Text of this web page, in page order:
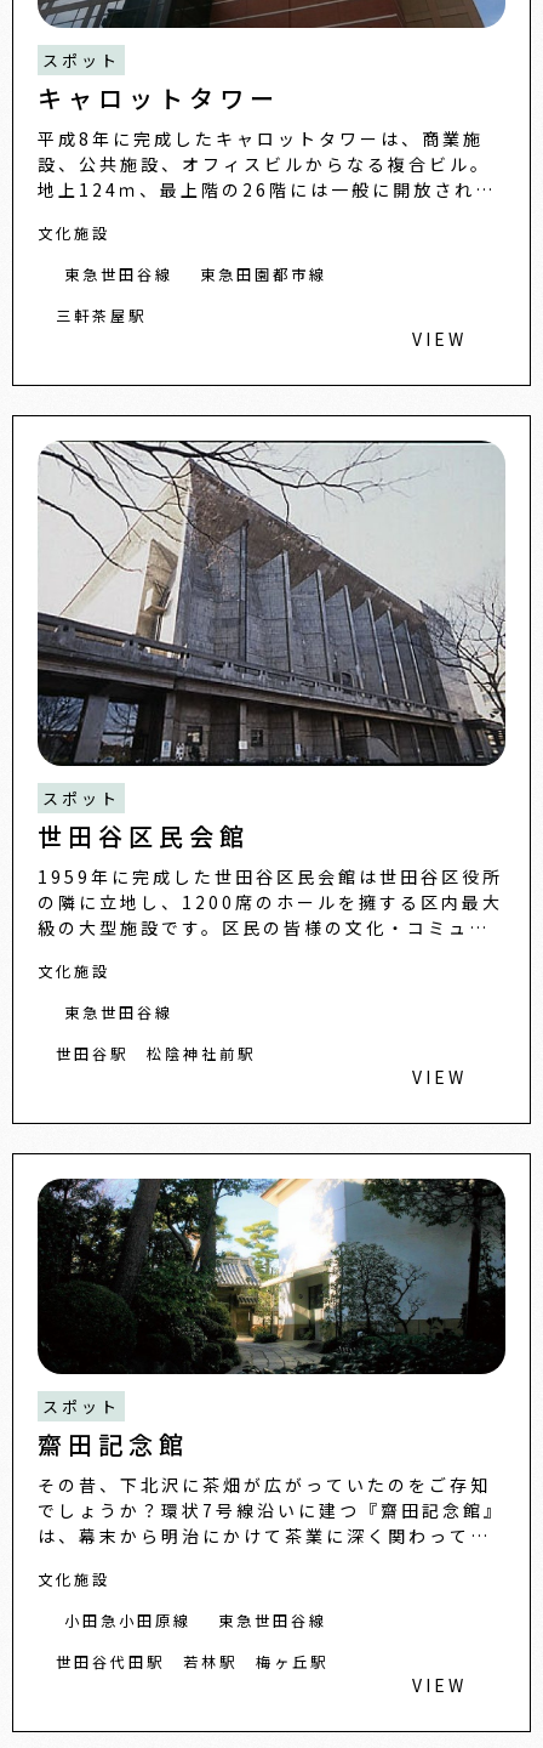
スポット
キャロットタワー
平成8年に完成したキャロットタワーは、商業施
設、公共施設、オフィスビルからなる複合ビル。
地上124ｍ、最上階の26階には一般に開放された
アを設け、東京タワー...
文化施設
東急世田谷線
東急田園都市線
三軒茶屋駅
VIEW
スポット
世田谷区民会館
1959年に完成した世田谷区民会館は世田谷区役所
の隣に立地し、1200席のホールを擁する区内最大
級の大型施設です。区民の皆様の文化・コミュニ
講演会、団体の各...
文化施設
東急世田谷線
世田谷駅
松陰神社前駅
VIEW
スポット
齋田記念館
その昔、下北沢に茶畑が広がっていたのをご存知
でしょうか？環状7号線沿いに建つ『齋田記念館』
は、幕末から明治にかけて茶業に深く関わってき
示品は、茶関係の古文書...
文化施設
小田急小田原線
東急世田谷線
世田谷代田駅
若林駅 梅ヶ丘駅
VIEW